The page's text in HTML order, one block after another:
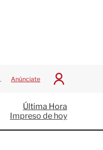
Juegos Centroamericanos
Anúnciate
I
c
i
a
Última Hora
Impreso de hoy